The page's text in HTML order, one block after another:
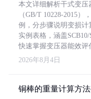
本文详细解析干式变
（GB/T 10228-2015）
例，分步骤说明变损
实例表格，涵盖
快速掌握变压器能效评
2026年8月4日
铜棒的重量计算方